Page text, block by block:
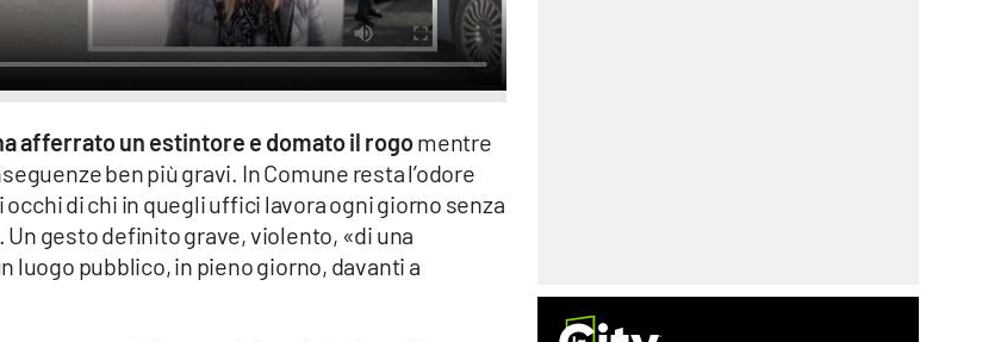
afferrato un estintore e domato il rogomentre
ben più gravi. In Comune resta l’odore
di chi in quegli uffici lavora ogni giorno senza
gesto definito grave, violento, «di una
luogo pubblico, in pieno giorno, davanti a